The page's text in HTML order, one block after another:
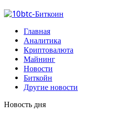
Главная
Аналитика
Криптовалюта
Майнинг
Новости
Биткойн
Другие новости
Новость дня